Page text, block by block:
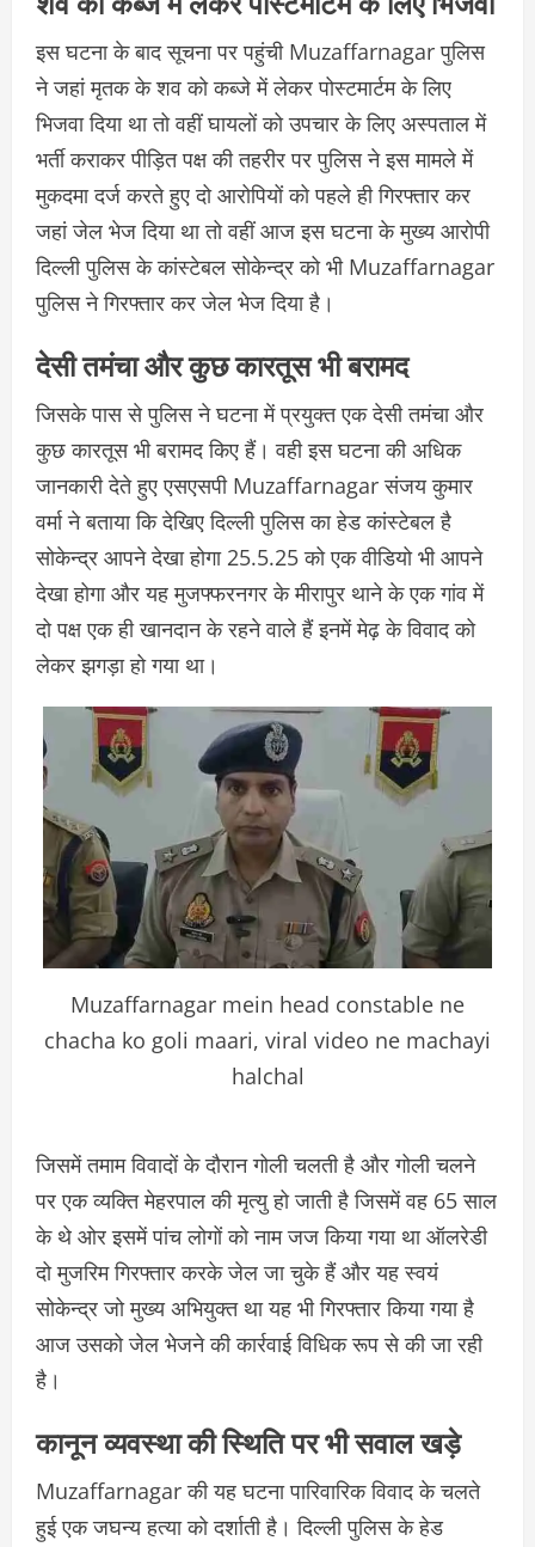
इस घटना के बाद सूचना पर पहुंची Muzaffarnagar पुलिस
ने जहां मृतक के शव को कब्जे में लेकर पोस्टमार्टम के लिए
भिजवा दिया था तो वहीं घायलों को उपचार के लिए अस्पताल में
भर्ती कराकर पीड़ित पक्ष की तहरीर पर पुलिस ने इस मामले में
मुकदमा दर्ज करते हुए दो आरोपियों को पहले ही गिरफ्तार कर
जहां जेल भेज दिया था तो वहीं आज इस घटना के मुख्य आरोपी
दिल्ली पुलिस के कांस्टेबल सोकेन्द्र को भी Muzaffarnagar
पुलिस ने गिरफ्तार कर जेल भेज दिया है।
देसी तमंचा और कुछ कारतूस भी बरामद
जिसके पास से पुलिस ने घटना में प्रयुक्त एक देसी तमंचा और
कुछ कारतूस भी बरामद किए हैं। वही इस घटना की अधिक
जानकारी देते हुए एसएसपी Muzaffarnagar संजय कुमार
वर्मा ने बताया कि देखिए दिल्ली पुलिस का हेड कांस्टेबल है
सोकेन्द्र आपने देखा होगा 25.5.25 को एक वीडियो भी आपने
देखा होगा और यह मुजफ्फरनगर के मीरापुर थाने के एक गांव में
दो पक्ष एक ही खानदान के रहने वाले हैं इनमें मेढ़ के विवाद को
लेकर झगड़ा हो गया था।
Muzaffarnagar mein head constable ne
chacha ko goli maari, viral video ne machayi
halchal
जिसमें तमाम विवादों के दौरान गोली चलती है और गोली चलने
पर एक व्यक्ति मेहरपाल की मृत्यु हो जाती है जिसमें वह 65 साल
के थे ओर इसमें पांच लोगों को नाम जज किया गया था ऑलरेडी
दो मुजरिम गिरफ्तार करके जेल जा चुके हैं और यह स्वयं
सोकेन्द्र जो मुख्य अभियुक्त था यह भी गिरफ्तार किया गया है
आज उसको जेल भेजने की कार्रवाई विधिक रूप से की जा रही
है।
कानून व्यवस्था की स्थिति पर भी सवाल खड़े
Muzaffarnagar की यह घटना पारिवारिक विवाद के चलते
हुई एक जघन्य हत्या को दर्शाती है। दिल्ली पुलिस के हेड